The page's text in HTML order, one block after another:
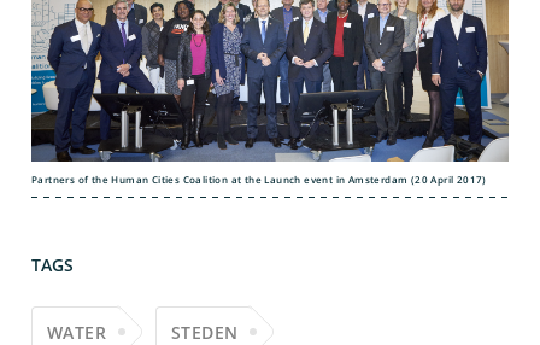
Partners of the Human Cities Coalition at the Launch event in Amsterdam (20 April 2017)
TAGS
WATER STEDEN